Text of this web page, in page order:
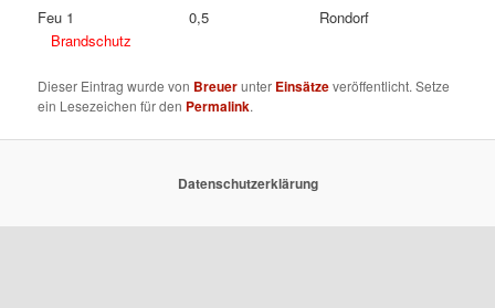
Feu 1 0,5 Rondorf
Brandschutz
Dieser Eintrag wurde von Breuerunter Einsätzeveröffentlicht. Setze
ein Lesezeichen für den Permalink.
Datenschutzerklärung